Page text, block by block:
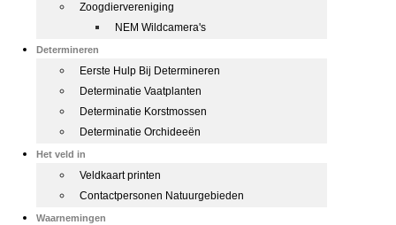
Zoogdiervereniging
NEM Wildcamera's
Determineren
Eerste Hulp Bij Determineren
Determinatie Vaatplanten
Determinatie Korstmossen
Determinatie Orchideeën
Het veld in
Veldkaart printen
Contactpersonen Natuurgebieden
Waarnemingen